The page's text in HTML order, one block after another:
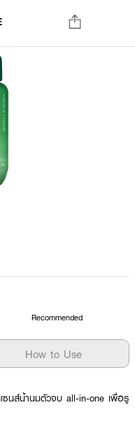
Recommended
How to Use
เซนส์น้ำนมตัวจบ all-in-one เพื่อรู